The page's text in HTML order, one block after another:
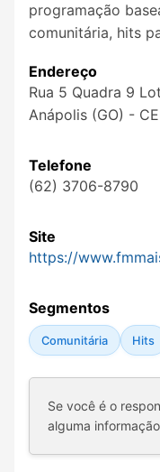
programação
comunitária, hits
Endereço
Rua 5 Quadra 9
Anápolis (GO) -
Telefone
(62) 3706-8790
Site
https://
Segmentos
Comunitária Hits
Se você é o
alguma